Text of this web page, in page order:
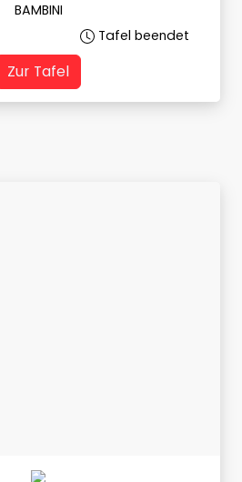
BAMBINI
Tafel beendet
Zur Tafel